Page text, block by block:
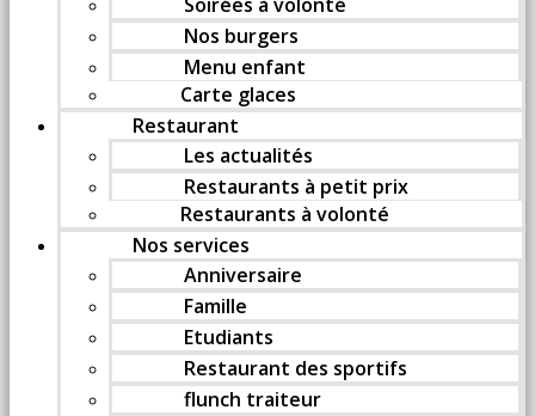
Nos burgers
Menu enfant
Carte glaces
Restaurant
Les actualités
Restaurants à petit prix
Restaurants à volonté
Nos services
Anniversaire
Famille
Etudiants
Restaurant des sportifs
flunch traiteur